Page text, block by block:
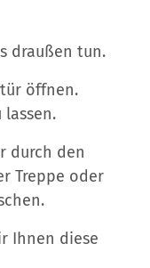
draußen tun.
öffnen.
lassen.
durch den
Treppe oder
Ihnen diese